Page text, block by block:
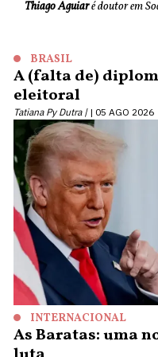
Thiago Aguiaré doutor em
BRASIL
A (falta de)
eleitoral
Tatiana Py Dutra | 05 AGO 2026
INTERNACIONAL
As Baratas: uma